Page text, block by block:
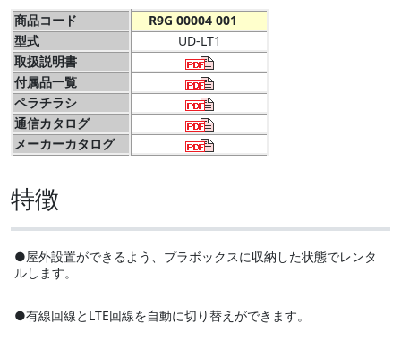
商品コード
R9G 00004 001
型式
UD-LT1
取扱説明書
付属品一覧
ペラチラシ
通信カタログ
メーカーカタログ
特徴
●屋外設置ができるよう、プラボックスに収納した状態でレンタ
ルします。
●有線回線とLTE回線を自動に切り替えができます。